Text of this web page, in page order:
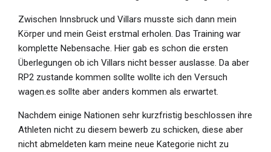
Zwischen Innsbruck und Villars musste sich dann mein
Körper und mein Geist erstmal erholen. Das Training war
komplette Nebensache. Hier gab es schon die ersten
Überlegungen ob ich Villars nicht besser auslasse. Da aber
RP2 zustande kommen sollte wollte ich den Versuch
wagen.es sollte aber anders kommen als erwartet.
Nachdem einige Nationen sehr kurzfristig beschlossen ihre
Athleten nicht zu diesem bewerb zu schicken, diese aber
nicht abmeldeten kam meine neue Kategorie nicht zu